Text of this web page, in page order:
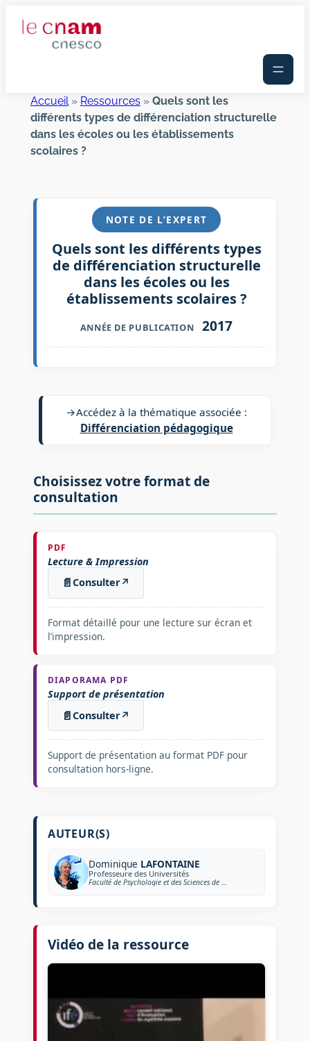
Accueil» Ressources» Quels sont les
différents types de différenciation structurelle
dans les écoles ou les établissements
scolaires ?
NOTE DE L’EXPERT
Quels sont les différents types
de différenciation structurelle
dans les écoles ou les
établissements scolaires ?
ANNÉE DE PUBLICATION 2017
→Accédez à la thématique associée :
Différenciation pédagogique
Choisissez votre format de
consultation
PDF
Lecture & Impression
📄Consulter↗
Format détaillé pour une lecture sur écran et
l’impression.
DIAPORAMA PDF
Support de présentation
📄Consulter↗
Support de présentation au format PDF pour
consultation hors-ligne.
AUTEUR(S)
Dominique LAFONTAINE
Professeure des Universités
Vidéo de la ressource